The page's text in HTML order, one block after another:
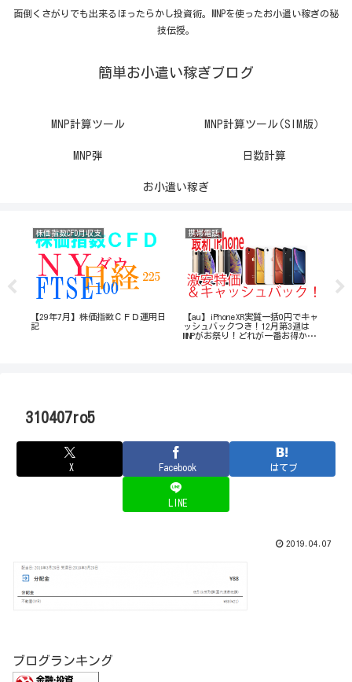
面倒くさがりでも出来るほったらかし投資術。MNPを使ったお小遣い稼ぎの秘
技伝授。
簡単お小遣い稼ぎブログ
MNP計算ツール MNP計算ツール(SIM版）
MNP弾 日数計算
お小遣い稼ぎ
株価指数CFD月収支
【29年7月】株価指数ＣＦＤ運用日
記
携帯電話
【au】iPhoneXR実質一括0円でキャ
ッシュバックつき！12月第3週は
MNPがお祭り！どれが一番お得か計
310407ro5
X Facebook はてブ
LINE
2019.04.07
ブログランキング